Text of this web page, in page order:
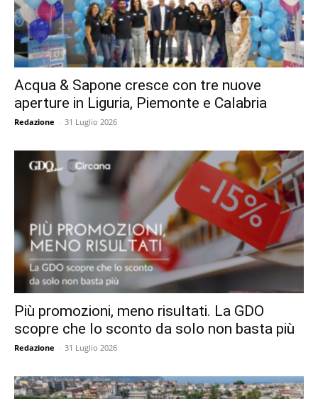
Acqua & Sapone cresce con tre nuove
aperture in Liguria, Piemonte e Calabria
Redazione - 31 Luglio 2026
Più promozioni, meno risultati. La GDO
scopre che lo sconto da solo non basta più
Redazione - 31 Luglio 2026